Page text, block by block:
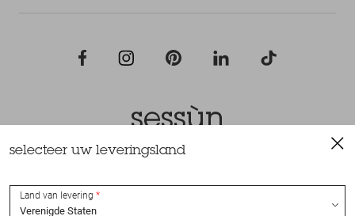
Alle rechten voorbehouden Sessùn 2022
selecteer uw leveringsland
Land van levering